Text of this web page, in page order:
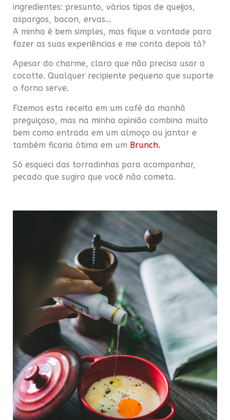
ingredientes: presunto, vários tipos de queijos,
aspargos, bacon, ervas…
A minha é bem simples, mas fique a vontade para
fazer as suas experiências e me conta depois tá?
Apesar do charme, claro que não precisa usar a
cocotte. Qualquer recipiente pequeno que suporte
o forno serve.
Fizemos esta receita em um café da manhã
preguiçoso, mas na minha opinião combina muito
bem como entrada em um almoço ou jantar e
também ficaria ótima em um Brunch.
Só esqueci das torradinhas para acompanhar,
pecado que sugiro que você não cometa.